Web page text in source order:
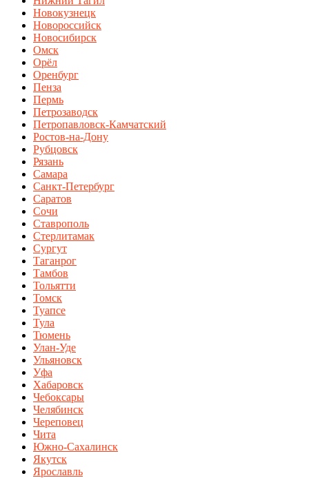
Новокузнецк
Новороссийск
Новосибирск
Омск
Орёл
Оренбург
Пенза
Пермь
Петрозаводск
Петропавловск-Камчатский
Ростов-на-Дону
Рубцовск
Рязань
Самара
Санкт-Петербург
Саратов
Сочи
Ставрополь
Стерлитамак
Сургут
Таганрог
Тамбов
Тольятти
Томск
Туапсе
Тула
Тюмень
Улан-Уде
Ульяновск
Уфа
Хабаровск
Чебоксары
Челябинск
Череповец
Чита
Южно-Сахалинск
Якутск
Ярославль